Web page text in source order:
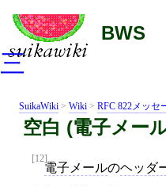
BWS
SuikaWiki > Wiki > RFC 822メッセ
空白 (電子メー
[12]
電子メールのヘッダ
三